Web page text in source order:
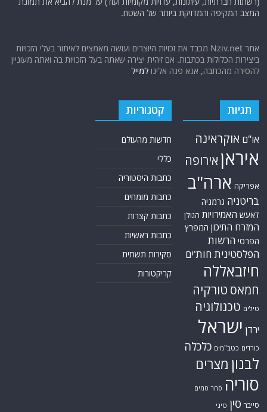
אתר החדשות נציב.נט מבצע איסוף ועיבוד של מידע ממקורות המודיעין הגלוי
(רשתות חברתיות, עיתונות, עדויות מקומיות ועוד) על מנת להביא את תמונת
המצב המקיפה והמדויקת ביותר של השטח.
אתר Nziv.net מכבד את זכויות היוצרים ועושה מאמצים לאיתור בעלי הזכויות
ביצירות הכלולות בכתבות. אם זיהית יצירה שאתה בעל הזכויות בה ואתה מעוניין
להסירה מהכתבה, אנא פנה אלינו
או"ם אוקראינה
איראןאירופה
אפריקה ארה"ב
בריטניה גרמניה
דאעש האמירויות
המזרח התיכון המפרץ
הפרסי הרשות
חות'ים
חיזבאללה
חמאסטורקיה
טילים טכנולוגיה
ירדן ישראל
קטגוריות
חדשות מהעולם
כללי
כתבות היסטוריה
כתבות מומחים
כתבות קצרות